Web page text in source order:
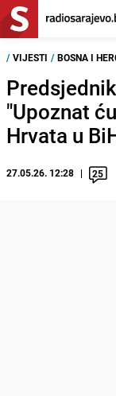
/ VIJESTI / BOSNA I
"Upoznat
Hrvata u
27.05.26. 12:28 25